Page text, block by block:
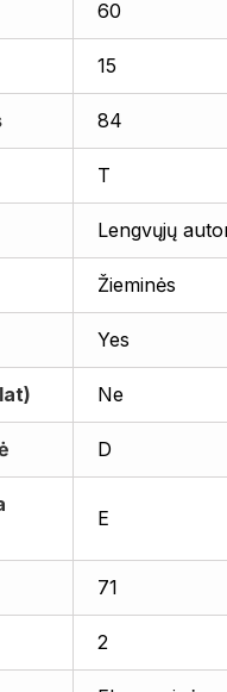
60
15
84
T
Lengvųjų
Žieminės
Yes
Ne
D
E
71
2